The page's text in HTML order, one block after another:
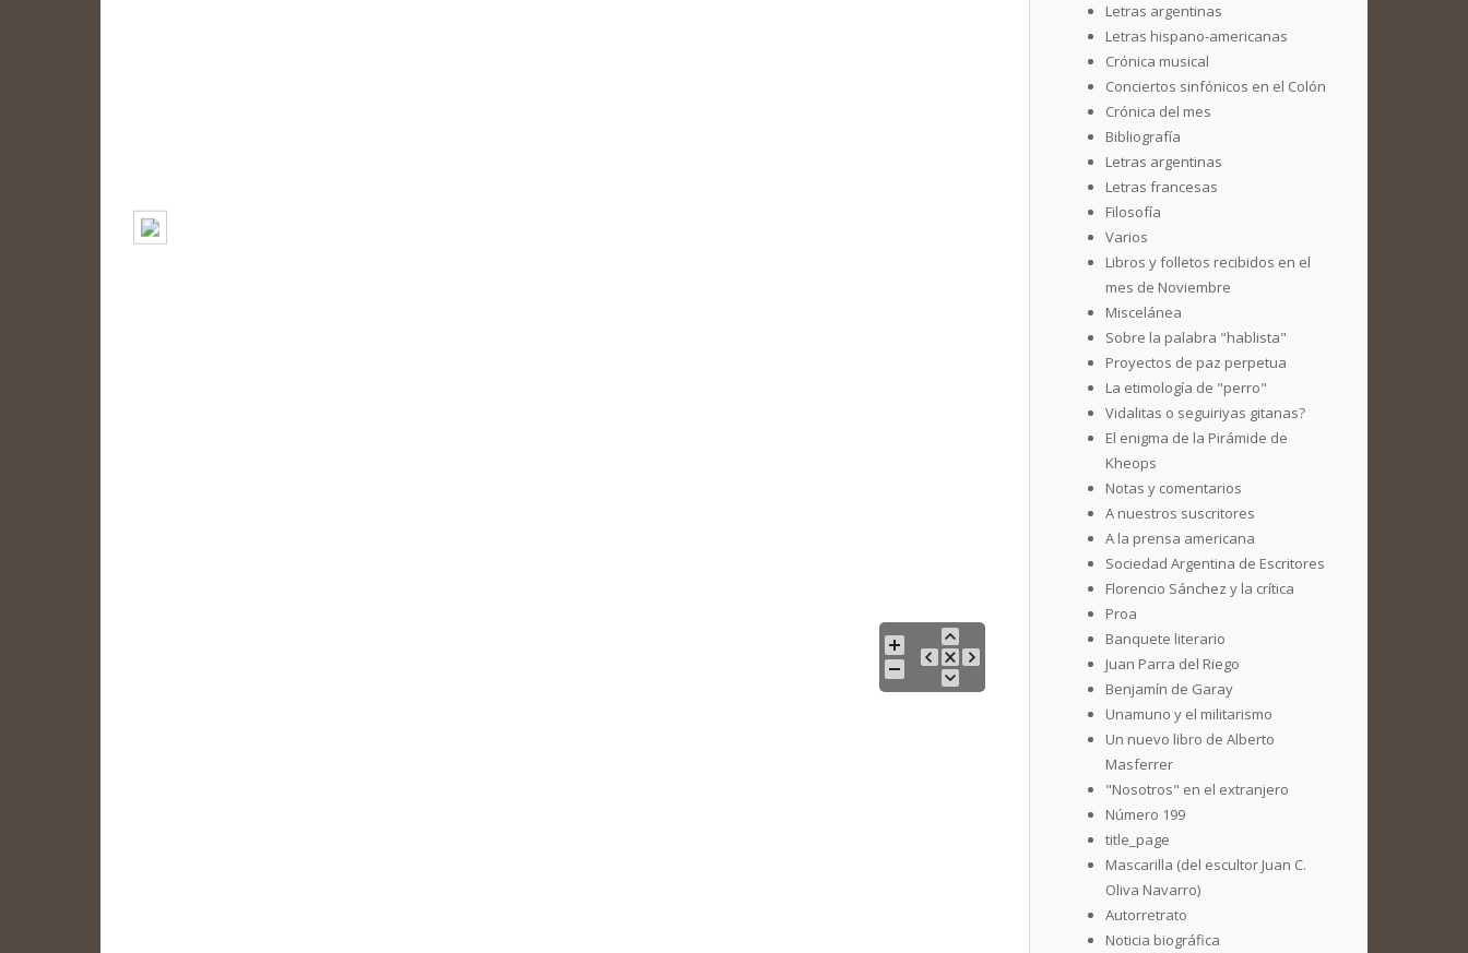
Letras argentinas
Letras hispano-americanas
Crónica musical
Conciertos sinfónicos en el Colón
Crónica del mes
Bibliografía
Letras argentinas
Letras francesas
Filosofía
Varios
Libros y folletos recibidos en el
mes de Noviembre
Miscelánea
Sobre la palabra "hablista"
Proyectos de paz perpetua
La etimología de "perro"
Vidalitas o seguiriyas gitanas?
El enigma de la Pirámide de
Kheops
Notas y comentarios
A nuestros suscritores
A la prensa americana
Sociedad Argentina de Escritores
Florencio Sánchez y la crítica
Proa
Banquete literario
Juan Parra del Riego
Benjamín de Garay
Unamuno y el militarismo
Un nuevo libro de Alberto
Masferrer
"Nosotros" en el extranjero
Número 199
title_page
Mascarilla (del escultor Juan C.
Oliva Navarro)
Autorretrato
Noticia biográfica